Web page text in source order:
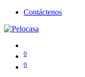
Contáctenos
0
0